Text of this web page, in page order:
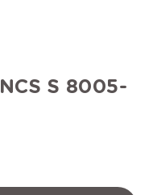
NCS S 8005-